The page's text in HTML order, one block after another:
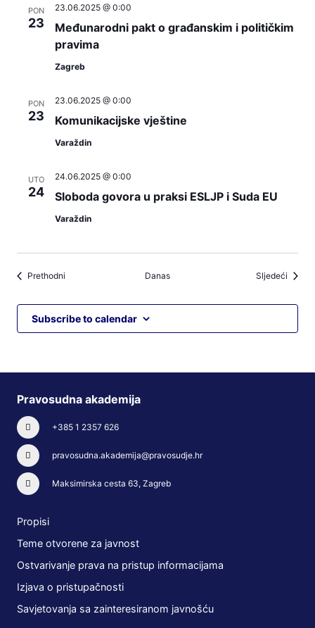
PON
23
Međunarodni pakt o građanskim i političkim
pravima
23.06.2025 @ 0:00
Zagreb
PON
23 Komunikacijske vještine
23.06.2025 @ 0:00
Varaždin
UTO
24 Sloboda govora u praksi ESLJP i Suda EU
24.06.2025 @ 0:00
Varaždin
Prethodni Danas Sljedeći
Subscribe to calendar
Pravosudna akademija
+385 1 2357 626
pravosudna.akademija@pravosudje.hr
Maksimirska cesta 63, Zagreb
Propisi
Teme otvorene za javnost
Ostvarivanje prava na pristup informacijama
Izjava o pristupačnosti
Savjetovanja sa zainteresiranom javnošću